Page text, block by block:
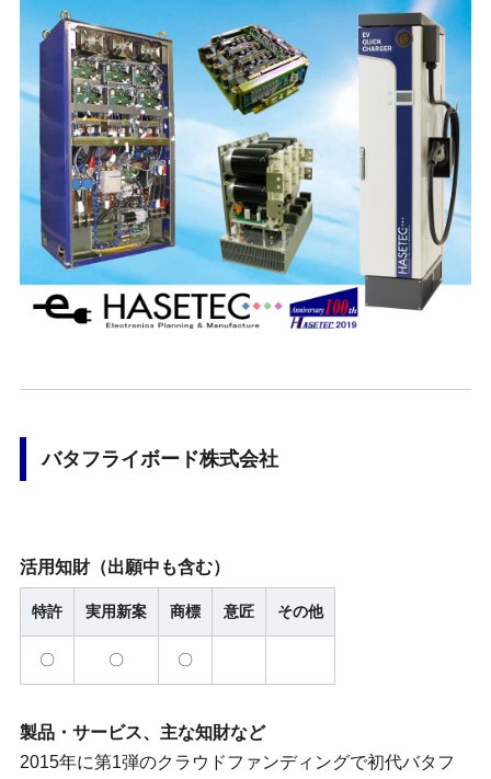
バタフライボード株式会社
活用知財（出願中も含む）
特許 実用新案 商標 意匠 その他
〇 〇 〇
製品・サービス、主な知財など
2015年に第1弾のクラウドファンディングで初代バタフ